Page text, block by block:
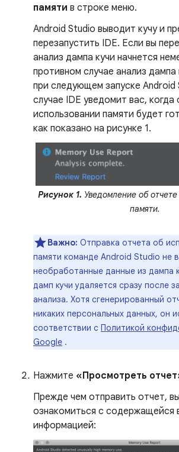
памяти в строке меню.
Android Studio выводит кучу и
перезапустить IDE. Если вы
анализ дампа кучи начнется
противном случае анализ дампа
при следующем запуске
случае IDE уведомит вас, когда
использовании памяти будет
как показано на рисунке 1.
Рисунок 1. Уведомление об
памяти.
Важно: Отправка отчета об
памяти команде Android Studio не
необработанные данные из дампа
дамп кучи удаляется сразу после
анализа. Хотя сгенерированный
никаких персональных данных, он
соответствии с Политикой
Google .
Нажмите «Просмотреть
Прежде чем отправить отчет,
ознакомиться с содержащейся
информацией: